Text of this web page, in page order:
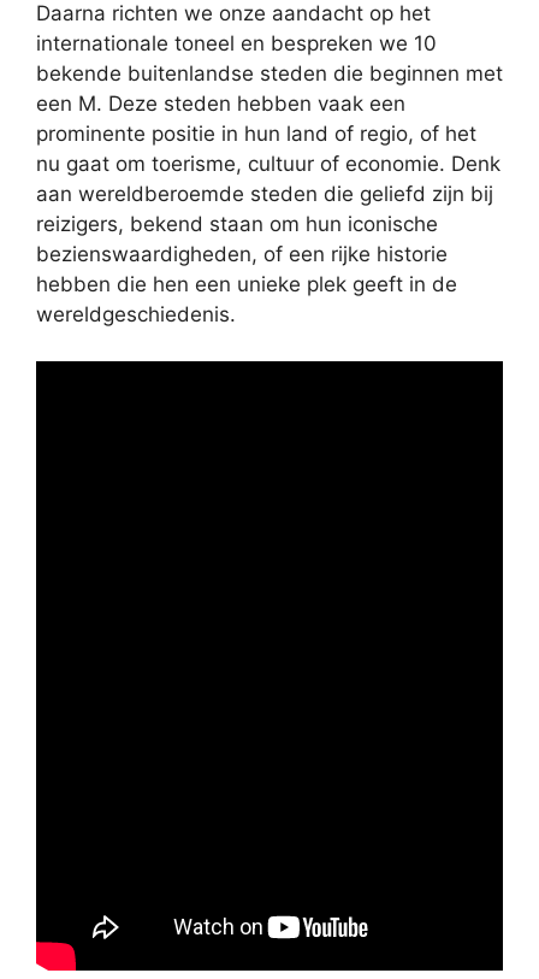
Daarna richten we onze aandacht op het
internationale toneel en bespreken we 10
bekende buitenlandse steden die beginnen met
een M. Deze steden hebben vaak een
prominente positie in hun land of regio, of het
nu gaat om toerisme, cultuur of economie. Denk
aan wereldberoemde steden die geliefd zijn bij
reizigers, bekend staan om hun iconische
bezienswaardigheden, of een rijke historie
hebben die hen een unieke plek geeft in de
wereldgeschiedenis.